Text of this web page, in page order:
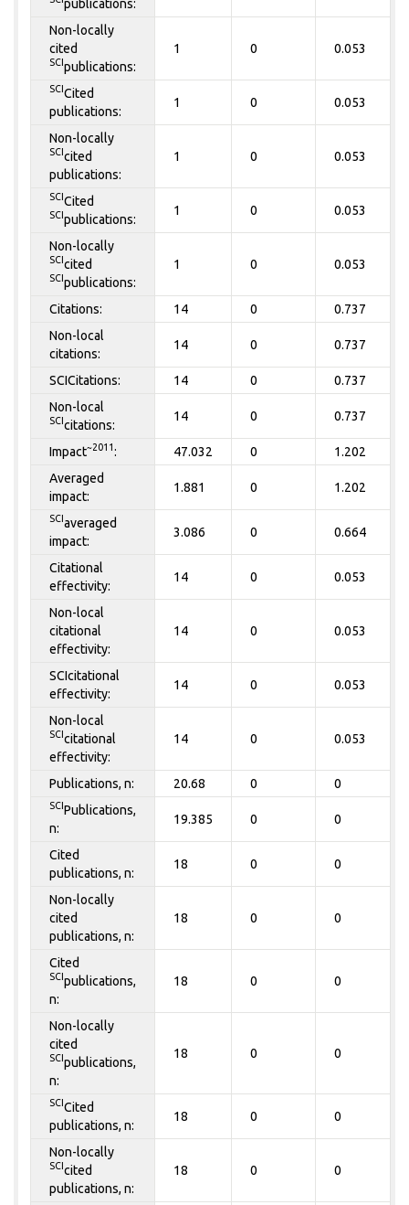
publications:
Non-locally
cited
SCI publications:
1 0 0.053
SCI Cited
publications:
1 0 0.053
Non-locally
SCI cited
publications:
1 0 0.053
SCI Cited
SCI publications:
1 0 0.053
Non-locally
SCI cited
SCI publications:
1 0 0.053
Citations: 14 0 0.737
Non-local
citations:
14 0 0.737
SCICitations: 14 0 0.737
Non-local
SCI citations:
14 0 0.737
Impact~2011 : 47.032 0 1.202
Averaged
impact:
1.881 0 1.202
SCI averaged
impact:
3.086 0 0.664
Citational
effectivity:
14 0 0.053
Non-local
citational
effectivity:
14 0 0.053
SCIcitational
effectivity:
14 0 0.053
Non-local
SCI citational
effectivity:
14 0 0.053
Publications, n: 20.68 0 0
SCI Publications,
n:
19.385 0 0
Cited
publications, n:
18 0 0
Non-locally
cited
publications, n:
18 0 0
Cited
SCI publications,
n:
18 0 0
Non-locally
cited
SCI publications,
n:
18 0 0
SCI Cited
publications, n:
18 0 0
Non-locally
SCI cited
publications, n:
18 0 0